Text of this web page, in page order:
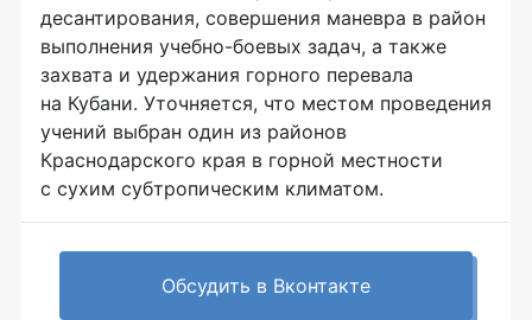
десантирования, совершения маневра в район
выполнения учебно-боевых задач, а также
захвата и удержания горного перевала
на Кубани. Уточняется, что местом проведения
учений выбран один из районов
Краснодарского края в горной местности
с сухим субтропическим климатом.
Обсудить в Вконтакте